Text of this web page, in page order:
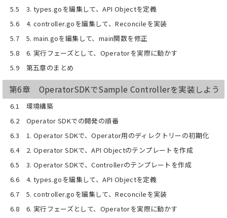
5.5 3. types.goを編集して、API Objectを定義
5.6 4. controller.goを編集して、Reconcileを実装
5.7 5. main.goを編集して、main関数を修正
5.8 6. 実行フェーズとして、Operatorを実際に動かす
5.9 第五章のまとめ
第6章 OperatorSDKでSample Controllerを実装しよう
6.1 環境構築
6.2 Operator SDKでの開発の順番
6.3 1. Operator SDKで、Operator用のディレクトリーの初期化
6.4 2. Operator SDKで、API Objectのテンプレートを作成
6.5 3. Operator SDKで、Controllerのテンプレートを作成
6.6 4. types.goを編集して、API Objectを定義
6.7 5. controller.goを編集して、Reconcileを実装
6.8 6. 実行フェーズとして、Operatorを実際に動かす